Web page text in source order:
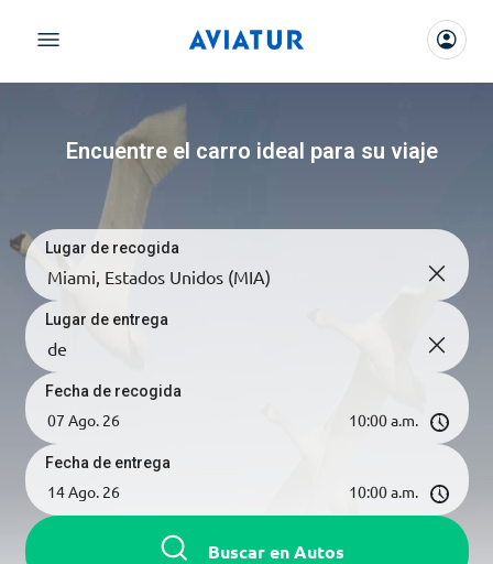
Encuentre el carro ideal para su viaje
Lugar de recogida
Lugar de entrega
Fecha de recogida
Fecha de entrega
Buscar en Autos